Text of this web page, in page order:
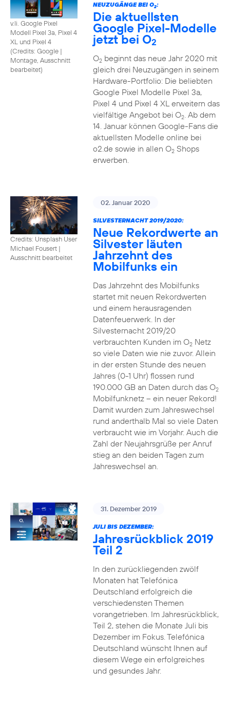
v.li. Google Pixel
Modell Pixel 3a, Pixel 4
XL und Pixel 4
(Credits: Google |
Montage, Ausschnitt
bearbeitet)
NEUZUGÄNGE BEI O2:
Die aktuellsten
Google Pixel-Modelle
jetzt bei O2
O2beginnt das neue Jahr 2020 mit
gleich drei Neuzugängen in seinem
Hardware-Portfolio: Die beliebten
Google Pixel Modelle Pixel 3a,
Pixel 4 und Pixel 4 XL erweitern das
vielfältige Angebot bei O2. Ab dem
14. Januar können Google-Fans die
aktuellsten Modelle online bei
o2.de sowie in allen O2Shops
erwerben.
Credits: Unsplash User
Michael Fousert |
Ausschnitt bearbeitet
02. Januar 2020
SILVESTERNACHT 2019/2020:
Neue Rekordwerte an
Silvester läuten
Jahrzehnt des
Mobilfunks ein
Das Jahrzehnt des Mobilfunks
startet mit neuen Rekordwerten
und einem herausragenden
Datenfeuerwerk. In der
Silvesternacht 2019/20
verbrauchten Kunden im O2Netz
so viele Daten wie nie zuvor. Allein
in der ersten Stunde des neuen
Jahres (0-1 Uhr) flossen rund
190.000 GB an Daten durch das O2
Mobilfunknetz – ein neuer Rekord!
Damit wurden zum Jahreswechsel
rund anderthalb Mal so viele Daten
verbraucht wie im Vorjahr. Auch die
Zahl der Neujahrsgrüße per Anruf
stieg an den beiden Tagen zum
Jahreswechsel an.
31. Dezember 2019
JULI BIS DEZEMBER:
Jahresrückblick 2019
Teil 2
In den zurückliegenden zwölf
Monaten hat Telefónica
Deutschland erfolgreich die
verschiedensten Themen
vorangetrieben. Im Jahresrückblick,
Teil 2, stehen die Monate Juli bis
Dezember im Fokus. Telefónica
Deutschland wünscht Ihnen auf
diesem Wege ein erfolgreiches
und gesundes Jahr.